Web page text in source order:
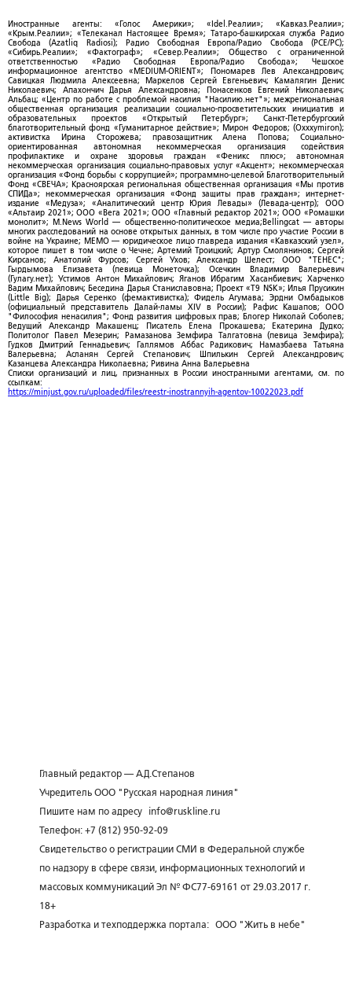
Иностранные агенты: «Голос Америки»; «Idel.Реалии»; «Кавказ.Реалии»;
«Крым.Реалии»; «Телеканал Настоящее Время»; Татаро-башкирская служба Радио
Свобода (Azatliq Radiosi); Радио Свободная Европа/Радио Свобода (PCE/PC);
«Сибирь.Реалии»; «Фактограф»; «Север.Реалии»; Общество с ограниченной
ответственностью «Радио Свободная Европа/Радио Свобода»; Чешское
информационное агентство «MEDIUM-ORIENT»; Пономарев Лев Александрович;
Савицкая Людмила Алексеевна; Маркелов Сергей Евгеньевич; Камалягин Денис
Николаевич; Апахончич Дарья Александровна; Понасенков Евгений Николаевич;
Альбац; «Центр по работе с проблемой насилия "Насилию.нет"»; межрегиональная
общественная организация реализации социально-просветительских инициатив и
образовательных проектов «Открытый Петербург»; Санкт-Петербургский
благотворительный фонд «Гуманитарное действие»; Мирон Федоров; (Oxxxymiron);
активистка Ирина Сторожева; правозащитник Алена Попова; Социально-
ориентированная автономная некоммерческая организация содействия
профилактике и охране здоровья граждан «Феникс плюс»; автономная
некоммерческая организация социально-правовых услуг «Акцент»; некоммерческая
организация «Фонд борьбы с коррупцией»; программно-целевой Благотворительный
Фонд «СВЕЧА»; Красноярская региональная общественная организация «Мы против
СПИДа»; некоммерческая организация «Фонд защиты прав граждан»; интернет-
издание «Медуза»; «Аналитический центр Юрия Левады» (Левада-центр); ООО
«Альтаир 2021»; ООО «Вега 2021»; ООО «Главный редактор 2021»; ООО «Ромашки
монолит»; M.News World — общественно-политическое медиа;Bellingcat — авторы
многих расследований на основе открытых данных, в том числе про участие России в
войне на Украине; МЕМО — юридическое лицо главреда издания «Кавказский узел»,
которое пишет в том числе о Чечне; Артемий Троицкий; Артур Смолянинов; Сергей
Кирсанов; Анатолий Фурсов; Сергей Ухов; Александр Шелест; ООО "ТЕНЕС";
Гырдымова Елизавета (певица Монеточка); Осечкин Владимир Валерьевич
(Гулагу.нет); Устимов Антон Михайлович; Яганов Ибрагим Хасанбиевич; Харченко
Вадим Михайлович; Беседина Дарья Станиславовна; Проект «T9 NSK»; Илья Прусикин
(Little Big); Дарья Серенко (фемактивистка); Фидель Агумава; Эрдни Омбадыков
(официальный представитель Далай-ламы XIV в России); Рафис Кашапов; ООО
"Философия ненасилия"; Фонд развития цифровых прав; Блогер Николай Соболев;
Ведущий Александр Макашенц; Писатель Елена Прокашева; Екатерина Дудко;
Политолог Павел Мезерин; Рамазанова Земфира Талгатовна (певица Земфира);
Гудков Дмитрий Геннадьевич; Галлямов Аббас Радикович; Намазбаева Татьяна
Валерьевна; Асланян Сергей Степанович; Шпилькин Сергей Александрович;
Казанцева Александра Николаевна; Ривина Анна Валерьевна
Списки организаций и лиц, признанных в России иностранными агентами, см. по
ссылкам:
https://minjust.gov.ru/uploaded/files/reestr-inostrannyih-agentov-10022023.pdf
Главный редактор — А.Д.Степанов
Учредитель ООО "Русская народная линия"
Пишите нам по адресу
info@ruskline.ru
Телефон: +7 (812) 950-92-09
Свидетельство о регистрации СМИ в Федеральной службе
по надзору в сфере связи, информационных технологий и
массовых коммуникаций Эл № ФС77-69161 от 29.03.2017 г.
18+
Разработка и техподдержка портала: ООО "Жить в небе"